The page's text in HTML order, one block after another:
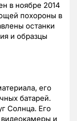
в ноябре 2014
похороны в
останки
и образцы
его
батарей.
Солнца. Его
видеокамеры и